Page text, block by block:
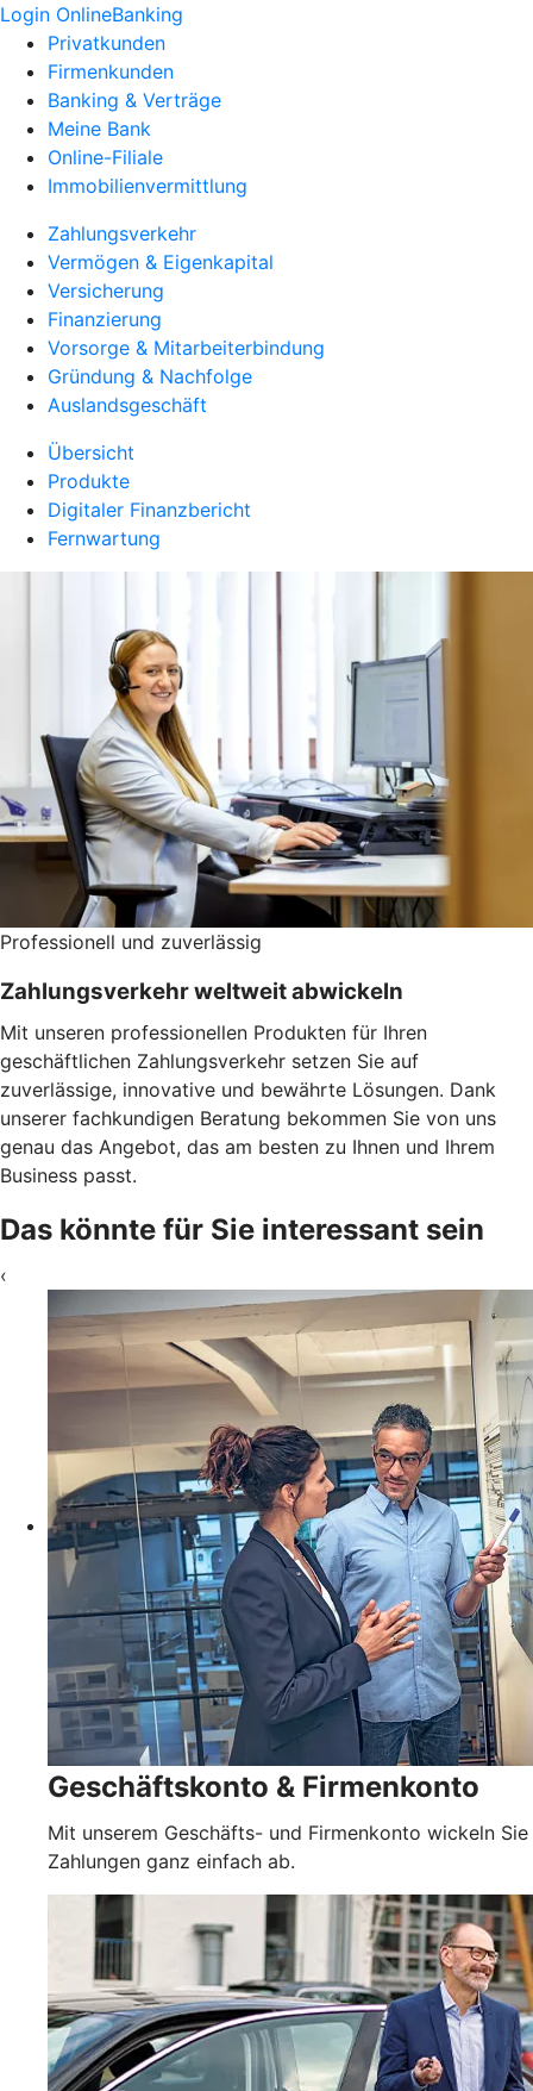
Login OnlineBanking
Privatkunden
Firmenkunden
Banking & Verträge
Meine Bank
Online-Filiale
Immobilienvermittlung
Zahlungsverkehr
Vermögen & Eigenkapital
Versicherung
Finanzierung
Vorsorge & Mitarbeiterbindung
Gründung & Nachfolge
Auslandsgeschäft
Übersicht
Produkte
Digitaler Finanzbericht
Fernwartung
Professionell und zuverlässig
Zahlungsverkehr weltweit abwickeln
Mit unseren professionellen Produkten für Ihren
geschäftlichen Zahlungsverkehr setzen Sie auf
zuverlässige, innovative und bewährte Lösungen. Dank
unserer fachkundigen Beratung bekommen Sie von uns
genau das Angebot, das am besten zu Ihnen und Ihrem
Business passt.
Das könnte für Sie interessant sein
‹
Geschäftskonto & Firmenkonto
Mit unserem Geschäfts- und Firmenkonto wickeln Sie
Zahlungen ganz einfach ab.